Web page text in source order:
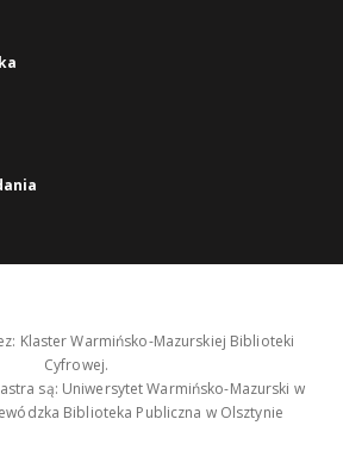
Klaster Warmińsko-Mazurskiej Biblioteki
Cyfrowej.
są: Uniwersytet Warmińsko-Mazurski w
Biblioteka Publiczna w Olsztynie